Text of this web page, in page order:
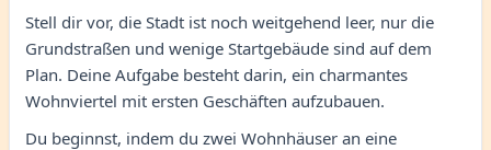
Stell dir vor, die Stadt ist noch weitgehend leer, nur die
Grundstraßen und wenige Startgebäude sind auf dem
Plan. Deine Aufgabe besteht darin, ein charmantes
Wohnviertel mit ersten Geschäften aufzubauen.
Du beginnst, indem du zwei Wohnhäuser an eine